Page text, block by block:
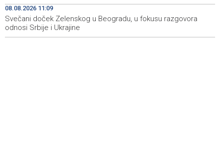
13:15
Vučić i Zelenski u Beogradu: Srbija podržava teritorijalni
integritet Ukrajine
08.08.2026 11:09
Svečani doček Zelenskog u Beogradu, u fokusu razgovora
odnosi Srbije i Ukrajine